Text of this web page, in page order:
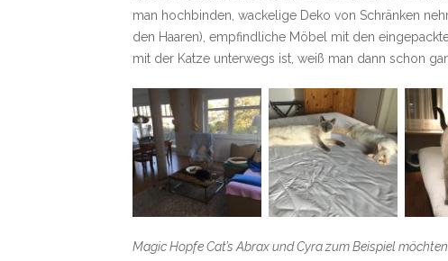
man hochbinden, wackelige Deko von Schränken
den Haaren), empfindliche Möbel mit den
mit der Katze unterwegs ist, weiß man dann schon
Magic Hopfe Cat’s Abrax und Cyra zum Beispiel